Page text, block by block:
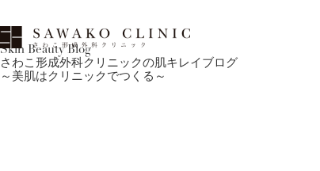
Skin Beauty Blog
さわこ形成外科クリニックの肌キレイブログ
～美肌はクリニックでつくる～